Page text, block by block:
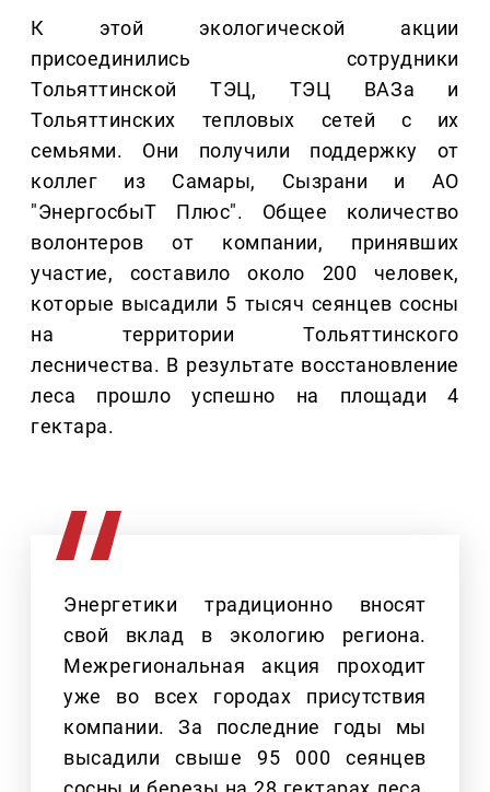
К этой экологической акции
присоединились сотрудники
Тольяттинской ТЭЦ, ТЭЦ ВАЗа и
Тольяттинских тепловых сетей с их
семьями. Они получили поддержку от
коллег из Самары, Сызрани и АО
"ЭнергосбыТ Плюс". Общее количество
волонтеров от компании, принявших
участие, составило около 200 человек,
которые высадили 5 тысяч сеянцев сосны
на территории Тольяттинского
лесничества. В результате восстановление
леса прошло успешно на площади 4
гектара.
Энергетики традиционно вносят
свой вклад в экологию региона.
Межрегиональная акция проходит
уже во всех городах присутствия
компании. За последние годы мы
высадили свыше 95 000 сеянцев